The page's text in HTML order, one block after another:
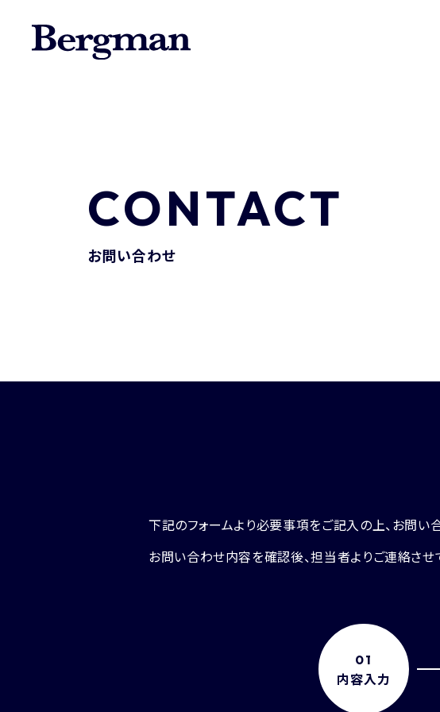
CONTACT
お問い合わせ
下記のフォームより必要事項をご記入の上、お問い
お問い合わせ内容を確認後、担当者よりご連絡させ
01
内容入力